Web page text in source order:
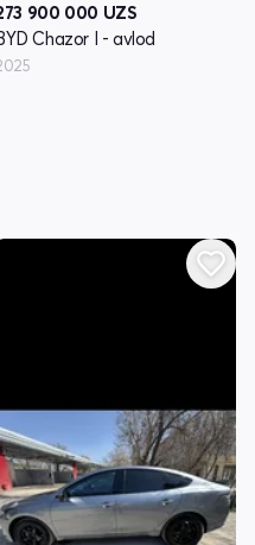
900 000 UZS
Chazor I - avlod